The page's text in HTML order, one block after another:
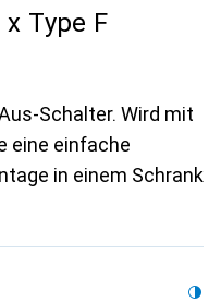
Type F
Schalter. Wird mit
eine einfache
in einem Schrank